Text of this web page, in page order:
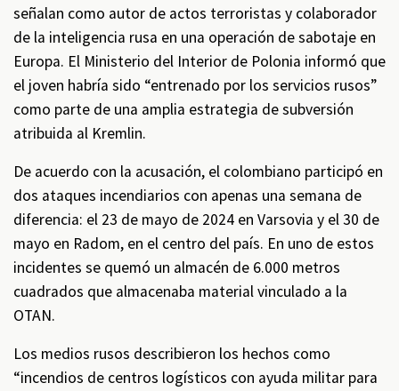
señalan como autor de actos terroristas y colaborador
de la inteligencia rusa en una operación de sabotaje en
Europa. El Ministerio del Interior de Polonia informó que
el joven habría sido “entrenado por los servicios rusos”
como parte de una amplia estrategia de subversión
atribuida al Kremlin.
De acuerdo con la acusación, el colombiano participó en
dos ataques incendiarios con apenas una semana de
diferencia: el 23 de mayo de 2024 en Varsovia y el 30 de
mayo en Radom, en el centro del país. En uno de estos
incidentes se quemó un almacén de 6.000 metros
cuadrados que almacenaba material vinculado a la
OTAN.
Los medios rusos describieron los hechos como
“incendios de centros logísticos con ayuda militar para